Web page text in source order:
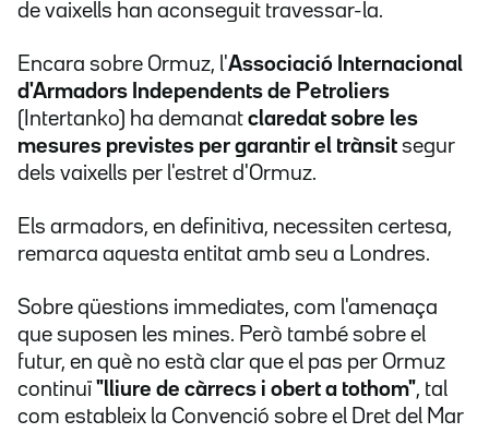
de vaixells han aconseguit travessar-la.
Encara sobre Ormuz, l'Associació Internacional
d'Armadors Independents de Petroliers
(Intertanko) ha demanat claredat sobre les
mesures previstes per garantir el trànsit segur
dels vaixells per l'estret d'Ormuz.
Els armadors, en definitiva, necessiten certesa,
remarca aquesta entitat amb seu a Londres.
Sobre qüestions immediates, com l'amenaça
que suposen les mines. Però també sobre el
futur, en què no està clar que el pas per Ormuz
continuï "lliure de càrrecs i obert a tothom", tal
com estableix la Convenció sobre el Dret del Mar